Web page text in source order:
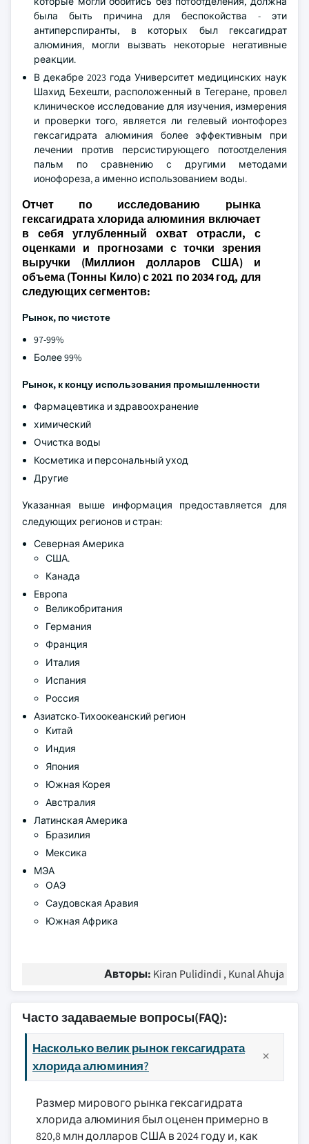
была быть причина для беспокойства - эти
антиперспиранты, в которых был гексагидрат
алюминия, могли вызвать некоторые негативные
реакции.
В декабре 2023 года Университет медицинских наук
Шахид Бехешти, расположенный в Тегеране, провел
клиническое исследование для изучения, измерения
и проверки того, является ли гелевый ионтофорез
гексагидрата алюминия более эффективным при
лечении против персистирующего потоотделения
пальм по сравнению с другими методами
ионофореза, а именно использованием воды.
Отчет по исследованию рынка
гексагидрата хлорида алюминия включает
в себя углубленный охват отрасли, с
оценками и прогнозами с точки зрения
выручки (Миллион долларов США) и
объема (Тонны Кило) с 2021 по 2034 год, для
следующих сегментов:
Рынок, по чистоте
97-99%
Более 99%
Рынок, к концу использования промышленности
Фармацевтика и здравоохранение
химический
Очистка воды
Косметика и персональный уход
Другие
Указанная выше информация предоставляется для
следующих регионов и стран:
Северная Америка
США.
Канада
Европа
Великобритания
Германия
Франция
Италия
Испания
Россия
Азиатско-Тихоокеанский регион
Китай
Индия
Япония
Южная Корея
Австралия
Латинская Америка
Бразилия
Мексика
МЭА
ОАЭ
Саудовская Аравия
Южная Африка
Авторы: Kiran Pulidindi , Kunal Ahuja
Часто задаваемые вопросы(FAQ):
Насколько велик рынок гексагидрата
хлорида алюминия?
Размер мирового рынка гексагидрата
хлорида алюминия был оценен примерно в
820,8 млн долларов США в 2024 году и, как